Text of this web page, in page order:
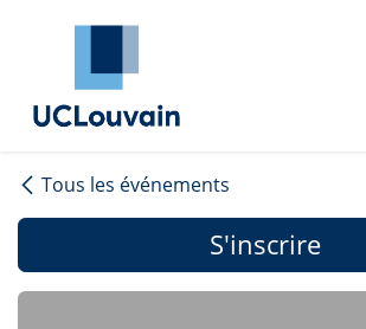
Se rendre au contenu
Tous les événements
S'inscrire